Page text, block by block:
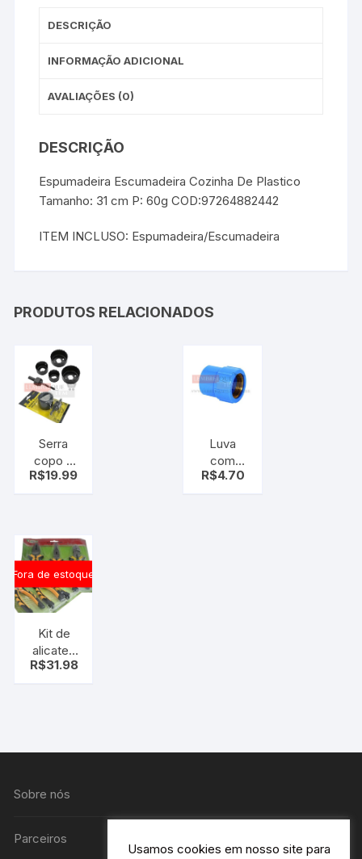
DESCRIÇÃO
INFORMAÇÃO ADICIONAL
AVALIAÇÕES (0)
DESCRIÇÃO
Espumadeira Escumadeira Cozinha De Plastico
Tamanho: 31 cm P: 60g COD:97264882442
ITEM INCLUSO: Espumadeira/Escumadeira
PRODUTOS RELACIONADOS
Serra
copo 5
pcs
R$19.99
Luva
com
Bucha
R$4.70
Fora de estoque
Kit de
alicates
3pçs –
R$31.98
Sobre nós
Parceiros
Usamos cookies em nosso site para